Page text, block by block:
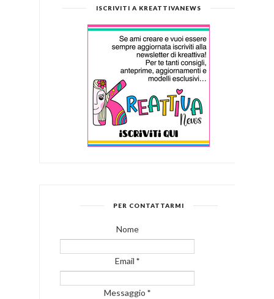
ISCRIVITI A KREATTIVANEWS
PER CONTATTARMI
Nome
Email *
Messaggio *